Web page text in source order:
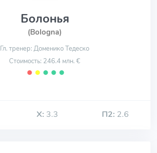
Болонья
(Bologna)
Гл. тренер: Доменико Тедеско
Стоимость: 246.4 млн. €
⬤ ⬤ ⬤ ⬤ ⬤
Х: 3.3 П2: 2.6